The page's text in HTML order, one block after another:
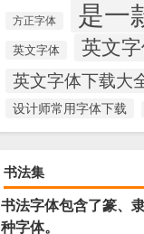
方正字体 是一
英文字体 英文
英文字体下载大
设计师常用字体下载
书法集
书法字体包含了篆、
种字体。